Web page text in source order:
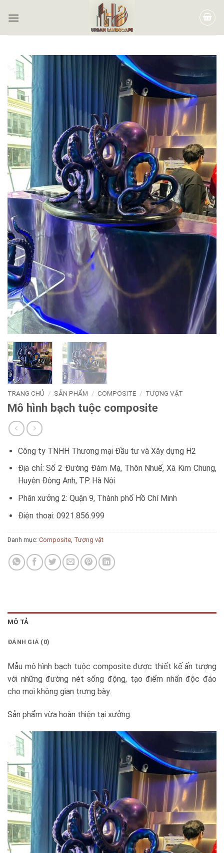
TRANG CHỦ / SẢN PHẨM / COMPOSITE / TƯỢNG VẬT
Mô hình bạch tuộc composite
Công ty TNHH Thương mại Đầu tư và Xây dựng H2
Địa chỉ: Số 2 Đường Đám Mạ, Thôn Nhuế, Xã Kim Chung,
Huyện Đông Anh, TP. Hà Nội
Phân xưởng 2: Quận 9, Thành phố Hồ Chí Minh
Điện thoại: 0921.856.999
Danh mục: Composite, Tượng vật
MÔ TẢ
ĐÁNH GIÁ (0)
Mẫu mô hình bạch tuộc composite được thiết kế ấn tượng
với những đường nét sống động, tạo điểm nhấn độc đáo
cho mọi không gian trưng bày.
Sản phẩm vừa hoàn thiện tại xưởng.